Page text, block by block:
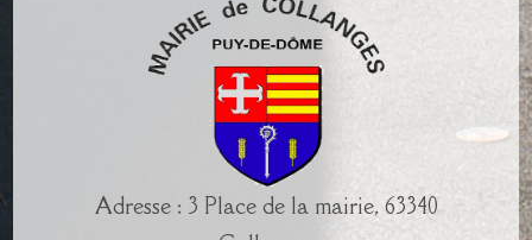
Adresse : 3 Place de la mairie, 63340